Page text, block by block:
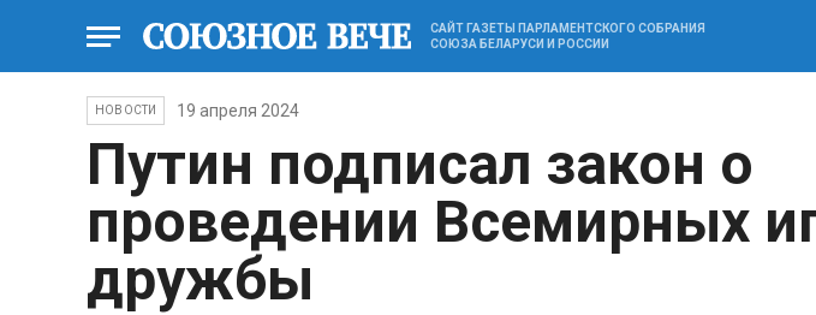
САЙТ ГАЗЕТЫ ПАРЛАМЕНТСКОГО СОБРАНИЯ
СОЮЗА БЕЛАРУСИ И РОССИИ
НОВОСТИ 19 апреля 2024
Путин подписал закон о
проведении Всемирных
дружбы